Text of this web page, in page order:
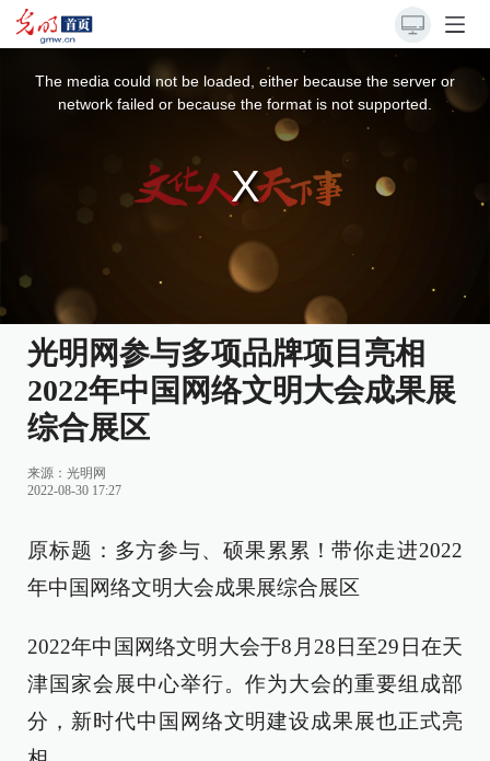
The media could not be loaded, either because the server or
network failed or because the format is not supported.
光明网参与多项品牌项目亮相
2022年中国网络文明大会成果展
综合展区
来源： 光明网
2022-08-30 17:27
原标题：多方参与、硕果累累！带你走进2022
年中国网络文明大会成果展综合展区
2022年中国网络文明大会于8月28日至29日在天
津国家会展中心举行。作为大会的重要组成部
分，新时代中国网络文明建设成果展也正式亮